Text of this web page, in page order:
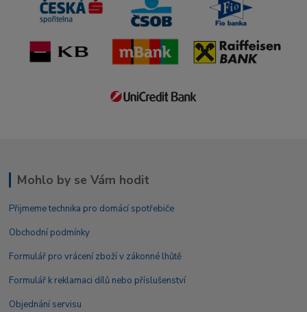
Mohlo by se Vám hodit
Přijmeme technika pro domácí spotřebiče
Obchodní podmínky
Formulář pro vrácení zboží v zákonné lhůtě
Formulář k reklamaci dílů nebo příslušenství
Objednání servisu